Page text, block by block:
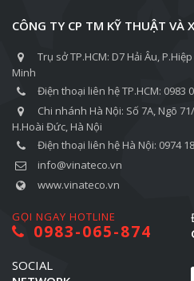
CÔNG TY CP TM KỸ THUẬT VÀ
Trụ sở TP.HCM: D7 Hải Âu,
Minh
Điện thoại liên hệ TP.HCM: 0983
Chi nhánh Hà Nội: Số 7A, Ngõ
H.Hoài Đức, Hà Nội
Điện thoại liên hệ Hà Nội: 0974
info@vinateco.vn
www.vinateco.vn
GỌI NGAY HOTLINE
0983-065-874
SOCIAL